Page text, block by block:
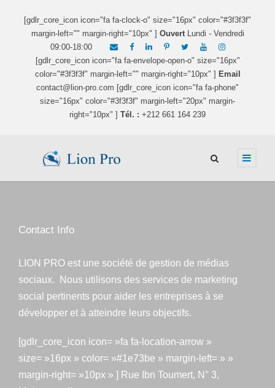
[gdlr_core_icon icon="fa fa-clock-o" size="16px" color="#3f3f3f"
margin-left="" margin-right="10px" ] OuvertLundi - Vendredi
09:00-18:00
[gdlr_core_icon icon="fa fa-envelope-open-o" size="16px"
color="#3f3f3f" margin-left="" margin-right="10px" ] Email
contact@lion-pro.com [gdlr_core_icon icon="fa fa-phone"
size="16px" color="#3f3f3f" margin-left="20px" margin-
right="10px" ] Tél. : +212 661 164 239
Contact Info
LION PRO est une société de gestion de médias
sociaux. Nous utilisons des services de marketing
social pertinents pour aider les entreprises à se
développer et à atteindre leurs objectifs.
[gdlr_core_icon icon= »fa fa-location-arrow »
size= »16px » color= »#1e73be » margin-left= » »
margin-right= »10px » ] Rue Ibn Toumert, N° 3,